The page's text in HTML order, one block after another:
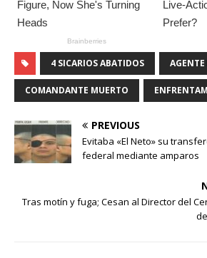
4 SICARIOS ABATIDOS
COMANDANTE MUERTO
PREVIOUS
Evitaba «El Neto» su
federal mediante amparos
Tras motín y fuga; Cesan al Director del